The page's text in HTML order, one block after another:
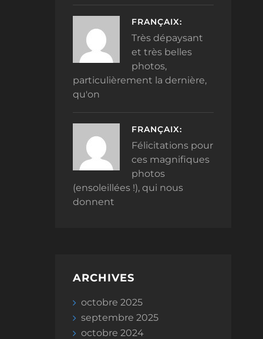
FRANÇAIX:
Très dépaysant
et très belles
photos,
particulièrement la dernière,
qu'on
FRANÇAIX:
Félicitations pour
ces magnifiques
photos
(ensoleillées !), qui nous
donnent
ARCHIVES
octobre 2025
septembre 2025
octobre 2024